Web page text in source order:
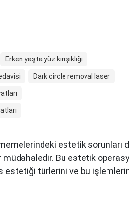
Erken yaşta yüz kırışıklığı
Dark circle removal laser
estetik
Bu estetik
türlerini ve bu